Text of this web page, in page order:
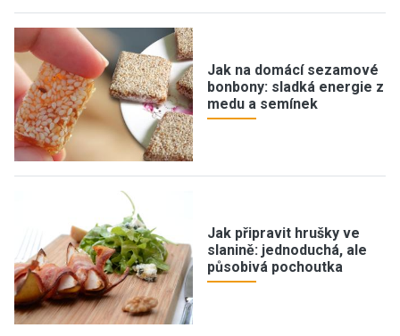
Jak na domácí sezamové
bonbony: sladká energie z
medu a semínek
Jak připravit hrušky ve
slanině: jednoduchá, ale
působivá pochoutka